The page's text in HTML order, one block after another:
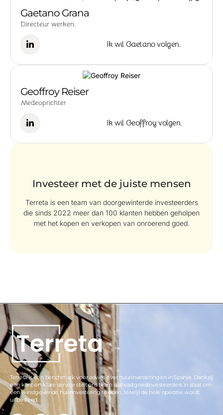
Gaetano Grana
Directeur werken.
Ik wil Gaetano volgen.
Geoffroy Reiser
Medeoprichter
Ik wil Geoffroy volgen.
Investeer met de juiste mensen
Terreta is een team van doorgewinterde investeerders
die sinds 2022 meer dan 100 klanten hebben geholpen
met het kopen en verkopen van onroerend goed.
Terreta is een benchmark voor advies over huurinvesteringen in Spanje. Dankzij
een kant-en-klare service stelt ons team alle vastgoedinvesteerders in staat om
een winstgevende huurinvestering te doen, terwijl de hele operatie wordt
uitbesteed.